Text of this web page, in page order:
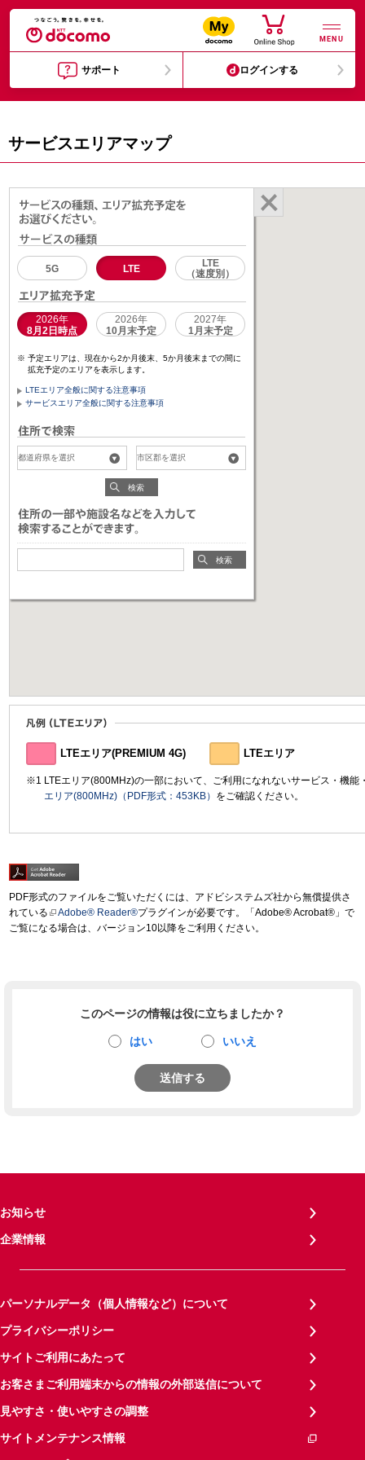
MENU
サポート ログインする
サービスエリアマップ
5G LTE
LTE
（速度別）
2026年
8月2日時点
2026年
10月末予定
2027年
1月末予定
予定エリアは、現在から2か月後末、5か月後末までの間に
拡充予定のエリアを表示します。
LTEエリア全般に関する注意事項
サービスエリア全般に関する注意事項
検索
検索
LTEエリア(PREMIUM 4G) LTEエリア
LTEエリア(800MHz)の一部において、ご利用になれないサービス・機能
エリア(800MHz)（PDF形式：453KB） をご確認ください。
PDF形式のファイルをご覧いただくには、アドビシステムズ社から無償提供さ
れている
Adobe® Reader®プラグインが必要です。「Adobe® Acrobat®」で
ご覧になる場合は、バージョン10以降をご利用ください。
このページの情報は役に立ちましたか？
はい いいえ
送信する
お知らせ
企業情報
パーソナルデータ（個人情報など）について
プライバシーポリシー
サイトご利用にあたって
お客さまご利用端末からの情報の外部送信について
見やすさ・使いやすさの調整
サイトメンテナンス情報